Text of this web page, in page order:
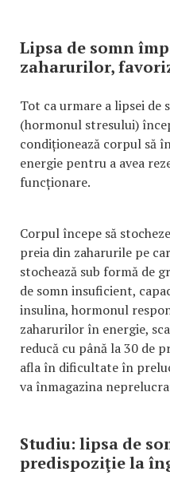
Lipsa de somn
zaharurilor,
Tot ca urmare a lipsei
(hormonul stresului)
condiționează corpul să
energie pentru a avea
funcționare.
Corpul începe să
preia din zaharurile pe
stochează sub formă de
de somn insuficient,
insulina, hormonul
zaharurilor în energie,
reducă cu până la 30 de
afla în dificultate în
va înmagazina
Studiu: lipsa de
predispoziţie la